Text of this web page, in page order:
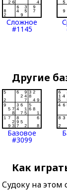
Сложное
#1145
Другие
Базовое
#3099
Как
Судоку на